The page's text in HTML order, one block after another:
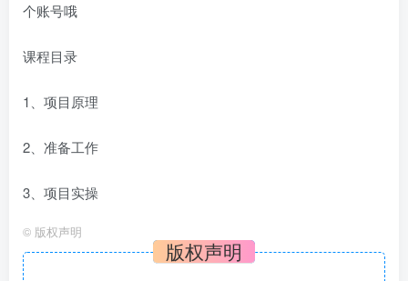
个账号哦
课程目录
1、项目原理
2、准备工作
3、项目实操
© 版权声明
版权声明